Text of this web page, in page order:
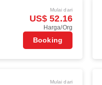
Mulai dari
US$ 52.16
Harga/Org
Booking
Mulai dari